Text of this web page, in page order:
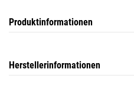
Produktinformationen
Herstellerinformationen